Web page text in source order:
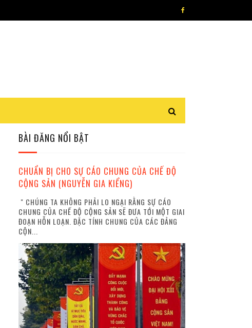
BÀI ĐĂNG NỔI BẬT
CHUẨN BỊ CHO SỰ CÁO CHUNG CỦA CHẾ ĐỘ
CỘNG SẢN (NGUYỄN GIA KIỂNG)
" CHÚNG TA KHÔNG PHẢI LO NGẠI RẰNG SỰ CÁO
CHUNG CỦA CHẾ ĐỘ CỘNG SẢN SẼ ĐƯA TỚI MỘT GIAI
ĐOẠN HỖN LOẠN. ĐẶC TÍNH CHUNG CỦA CÁC ĐẢNG
CỘN...